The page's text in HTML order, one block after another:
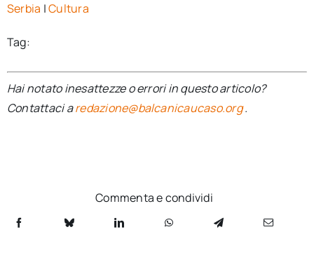
Serbia |Cultura
Tag:
Hai notato inesattezze o errori in questo articolo?
Contattaci aredazione@balcanicaucaso.org.
Commenta e condividi